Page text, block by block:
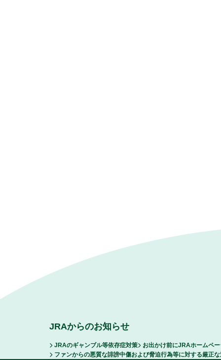
JRAからのお知らせ
JRAのギャンブル等依存症対策
お出かけ前にJRAホームペ
ファンからの悪質な誹謗中傷および脅迫行為等に対する厳正